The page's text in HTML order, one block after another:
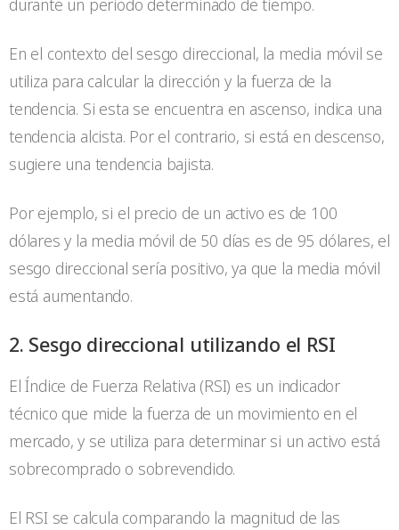
durante un periodo determinado de tiempo.
En el contexto del sesgo direccional, la media móvil se
utiliza para calcular la dirección y la fuerza de la
tendencia. Si esta se encuentra en ascenso, indica una
tendencia alcista. Por el contrario, si está en descenso,
sugiere una tendencia bajista.
Por ejemplo, si el precio de un activo es de 100
dólares y la media móvil de 50 días es de 95 dólares, el
sesgo direccional sería positivo, ya que la media móvil
está aumentando.
2. Sesgo direccional utilizando el RSI
El Índice de Fuerza Relativa (RSI) es un indicador
técnico que mide la fuerza de un movimiento en el
mercado, y se utiliza para determinar si un activo está
sobrecomprado o sobrevendido.
El RSI se calcula comparando la magnitud de las